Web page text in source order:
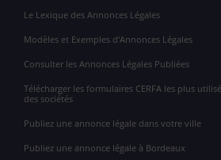
Le Lexique des Annonces Légales
Modèles et Exemples d'Annonces Légales
Consulter les Annonces Légales Publiées
Télécharger les formulaires CERFA les plus
des sociétés
Publiez une annonce légale dans votre ville
Publiez une annonce légale à Bordeaux